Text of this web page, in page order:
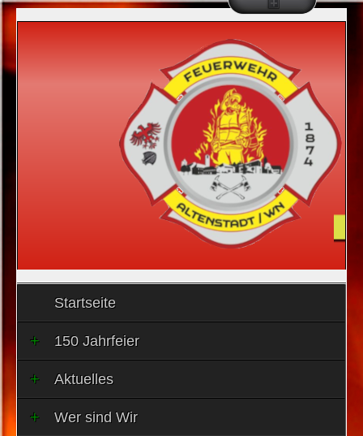
Startseite
150 Jahrfeier
Aktuelles
Wer sind Wir